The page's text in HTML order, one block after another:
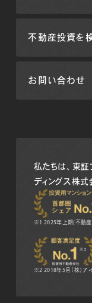
不動産投資を
お問い合わせ
私たちは、東
ディングス株式
※1 2025年上期(不動
※2 2018年5月（株）アイ